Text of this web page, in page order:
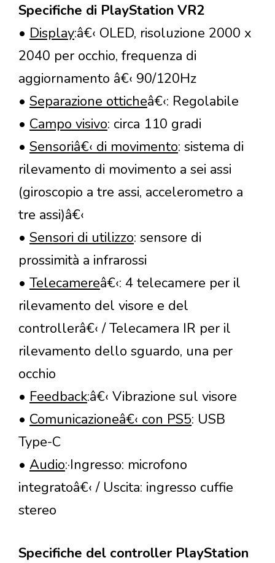
Specifiche di PlayStation VR2
• Display:â€‹ OLED, risoluzione 2000 x
2040 per occhio, frequenza di
aggiornamento â€‹ 90/120Hz
• Separazione otticheâ€‹: Regolabile
• Campo visivo: circa 110 gradi
• Sensoriâ€‹ di movimento: sistema di
rilevamento di movimento a sei assi
(giroscopio a tre assi, accelerometro a
tre assi)â€‹
• Sensori di utilizzo: sensore di
prossimità a infrarossi
• Telecamereâ€‹: 4 telecamere per il
rilevamento del visore e del
controllerâ€‹ / Telecamera IR per il
rilevamento dello sguardo, una per
occhio
• Feedback:â€‹ Vibrazione sul visore
• Comunicazioneâ€‹ con PS5: USB
Type-C
• Audio:·Ingresso: microfono
integratoâ€‹ / Uscita: ingresso cuffie
stereo
Specifiche del controller PlayStation